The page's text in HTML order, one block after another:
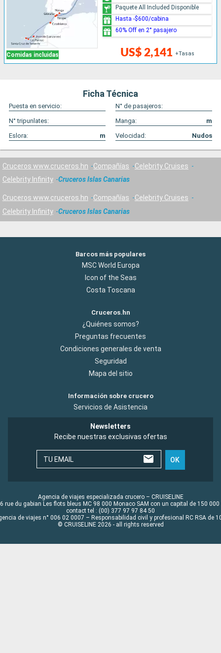
Comidas incluidas US$ 2,141 +Tasas
Paquete All Included Disponible
Hasta -$600/cabina
60% Off en 2° pasajero
Ficha Técnica
Puesta en servicio:
N° de pasajeros:
N° tripunlates:
Manga:
m
Eslora:
m Velocidad: Nudos
Cruceros www.cruceros.hn Compañías
Celebrity Cruises
Celebrity Infinity
Cruceros Islas Canarias
Cruceros www.cruceros.hn Compañías
Celebrity Cruises
Celebrity Infinity
Cruceros Islas Canarias
Barcos más populares
MSC World Europa
Icon of the Seas
Costa Toscana
Cruceros.hn
¿Quiénes somos?
Preguntas frecuentes
Condiciones generales de venta
Seguridad
Mapa del sitio
Información sobre crucero
Servicios de Asistencia
Newsletters
Recibe nuestras exclusivas ofertas
TU EMAIL OK
Agencia de viajes especializada crucero – CRUISELINE
rue du gabian Les flots bleus MC 98 000 Monaco SAM con un capital de 150 000
contact tel : (00) 377 97 97 84 50
de viajes n° 006 02 0007 – Responsabilidad civil y profesional RC RSA de
© CRUISELINE 2026 - all rights reserved